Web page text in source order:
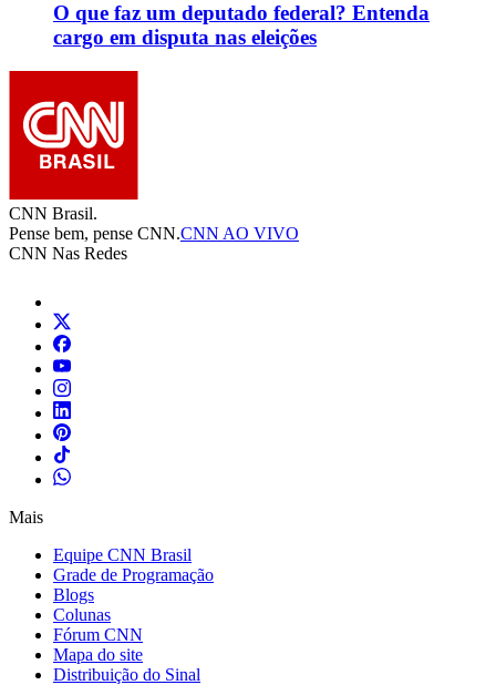
O que faz um deputado federal? Entenda
cargo em disputa nas eleições
CNN Brasil.
Pense bem, pense CNN.CNN AO VIVO
CNN Nas Redes
Mais
Equipe CNN Brasil
Grade de Programação
Blogs
Colunas
Fórum CNN
Mapa do site
Distribuição do Sinal